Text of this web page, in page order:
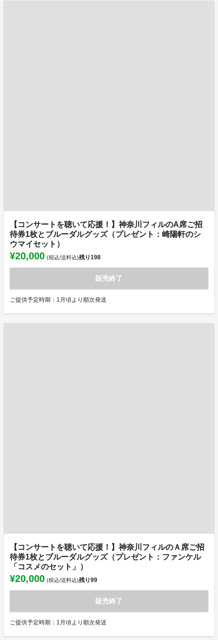
【コンサートを聴いて応援！】神奈川フィルのA席ご招
待券1枚とブルーダルグッズ（プレゼント：崎陽軒のシ
ウマイセット）
¥20,000 (税込/送料込)残り198
販売終了
ご提供予定時期：1月頃より順次発送
【コンサートを聴いて応援！】神奈川フィルのＡ席ご招
待券1枚とブルーダルグッズ（プレゼント：ファンケル
「コスメのセット」）
¥20,000 (税込/送料込)残り99
販売終了
ご提供予定時期：1月頃より順次発送